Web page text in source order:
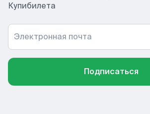
Купибилета
Электронная почта
Подписаться